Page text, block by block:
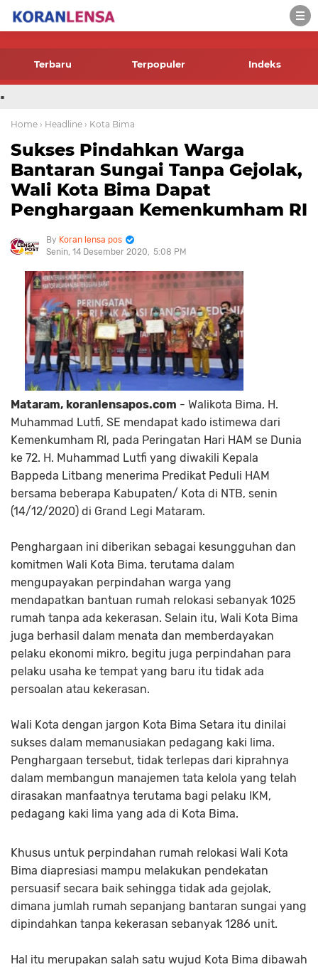
-->
Terbaru Terpopuler Indeks
.
Home › Headline › Kota Bima
Sukses Pindahkan Warga
Bantaran Sungai Tanpa Gejolak,
Wali Kota Bima Dapat
Penghargaan Kemenkumham RI
Koran lensa pos
Senin, 14 Desember 2020
5:08 PM
Mataram, koranlensapos.com - Walikota Bima, H.
Muhammad Lutfi, SE mendapat kado istimewa dari
Kemenkumham RI, pada Peringatan Hari HAM se Dunia
ke 72. H. Muhammad Lutfi yang diwakili Kepala
Bappeda Litbang menerima Predikat Peduli HAM
bersama beberapa Kabupaten/ Kota di NTB, senin
(14/12/2020) di Grand Legi Mataram.
Penghargaan ini diberikan sebagai kesungguhan dan
komitmen Wali Kota Bima, terutama dalam
mengupayakan perpindahan warga yang
mendapatkan bantuan rumah relokasi sebanyak 1025
rumah tanpa ada kekerasan. Selain itu, Wali Kota Bima
juga berhasil dalam menata dan memberdayakan
pelaku ekonomi mikro, begitu juga perpindahan para
pelaku usaha ke tempat yang baru itu tidak ada
persoalan atau kekerasan.
Wali Kota dengan jargon Kota Bima Setara itu dinilai
sukses dalam memanusiakan pedagang kaki lima.
Penghargaan tersebut, tidak terlepas dari kiprahnya
dalam membangun manajemen tata kelola yang telah
dirasakan manfaatnya terutama bagi pelaku IKM,
pedagang kaki lima yang ada di Kota Bima.
Khusus untuk perpindahan rumah relokasi Wali Kota
Bima diapresiasi mampu melakukan pendekatan
persuasif secara baik sehingga tidak ada gejolak,
dimana jumlah rumah sepanjang bantaran sungai yang
dipindahkan tanpa kekerasan sebanyak 1286 unit.
Hal itu merupakan salah satu wujud Kota Bima dibawah